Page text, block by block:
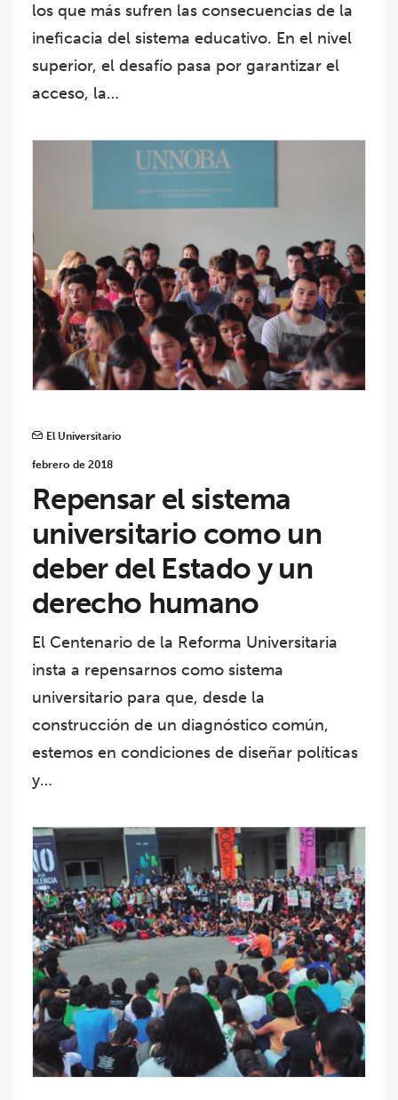
los que más sufren las consecuencias de la
ineficacia del sistema educativo. En el nivel
superior, el desafío pasa por garantizar el
acceso, la…
El Universitario
febrero de 2018
Repensar el sistema
universitario como un
deber del Estado y un
derecho humano
El Centenario de la Reforma Universitaria
insta a repensarnos como sistema
universitario para que, desde la
construcción de un diagnóstico común,
estemos en condiciones de diseñar políticas
y…